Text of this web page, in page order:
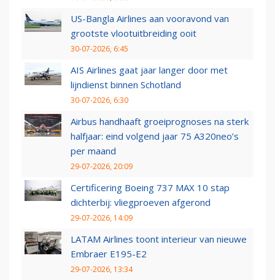
US-Bangla Airlines aan vooravond van
grootste vlootuitbreiding ooit
30-07-2026, 6:45
AIS Airlines gaat jaar langer door met
lijndienst binnen Schotland
30-07-2026, 6:30
Airbus handhaaft groeiprognoses na sterk
halfjaar: eind volgend jaar 75 A320neo’s
per maand
29-07-2026, 20:09
Certificering Boeing 737 MAX 10 stap
dichterbij: vliegproeven afgerond
29-07-2026, 14:09
LATAM Airlines toont interieur van nieuwe
Embraer E195-E2
29-07-2026, 13:34